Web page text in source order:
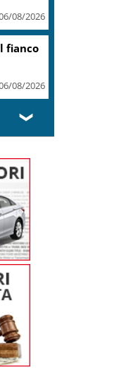
08/2026
fianco
08/2026
❯